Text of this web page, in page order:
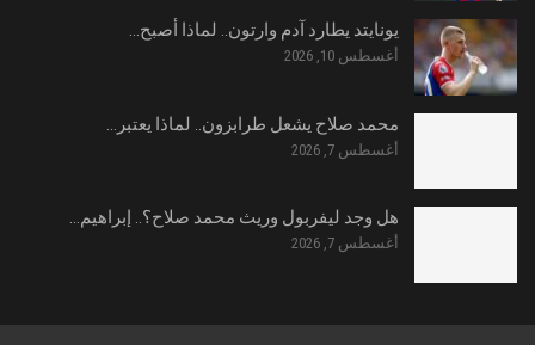
يونايتد يطارد آدم وارتون.. لماذا أصبح…
أغسطس 10, 2026
محمد صلاح يشعل طرابزون.. لماذا يعتبر…
أغسطس 7, 2026
هل وجد ليفربول وريث محمد صلاح؟.. إبراهيم…
أغسطس 7, 2026